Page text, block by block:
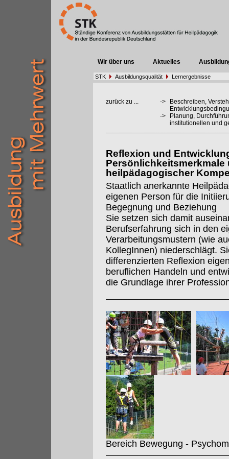
Wir über uns Aktuelles
STK Ausbildungsqualität Lernergebnisse
zurück zu ... ->
Beschreiben,
->
Planung,
institutionellen und
Reflexion und
heilpädagogischer
Staatlich anerkannte
eigenen Person für die
Begegnung und Beziehung
Sie setzen sich damit
Berufserfahrung sich in den
Verarbeitungsmustern (wie
KollegInnen) niederschlägt.
differenzierten Reflexion
beruflichen Handeln und
die Grundlage ihrer
Bereich Bewegung -